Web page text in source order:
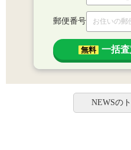
郵便番号
無料 一括
NEWSの